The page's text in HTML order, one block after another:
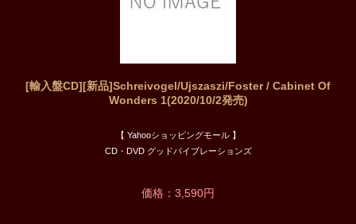
[輸入盤CD][新品]Schreivogel/Ujszaszi/Foster / Cabinet Of
Wonders 1(2020/10/2発売)
【 Yahooショッピングモール 】
CD・DVD グッドバイブレーションズ
価格：3,590円